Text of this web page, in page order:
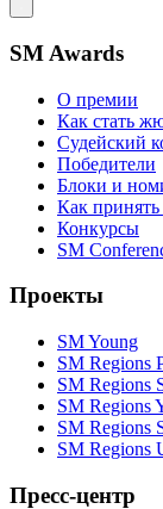
SM Awards
О премии
Как стать
Судейский
Победители
Блоки и
Как принять
Конкурсы
SM
Проекты
SM Young
SM Regions
SM Regions
SM Regions
SM Regions
SM Regions
Пресс-центр